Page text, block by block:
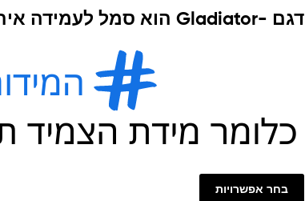
דגם -Gladiator הוא סמל לעמידה
בחר אפשרויות